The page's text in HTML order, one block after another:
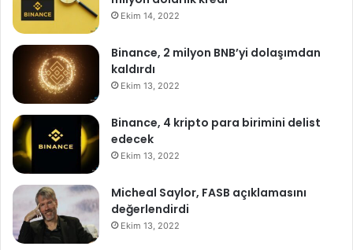
Ekim 14, 2022
Binance, 2 milyon BNB’yi dolaşımdan
kaldırdı
Ekim 13, 2022
Binance, 4 kripto para birimini delist
edecek
Ekim 13, 2022
Micheal Saylor, FASB açıklamasını
değerlendirdi
Ekim 13, 2022